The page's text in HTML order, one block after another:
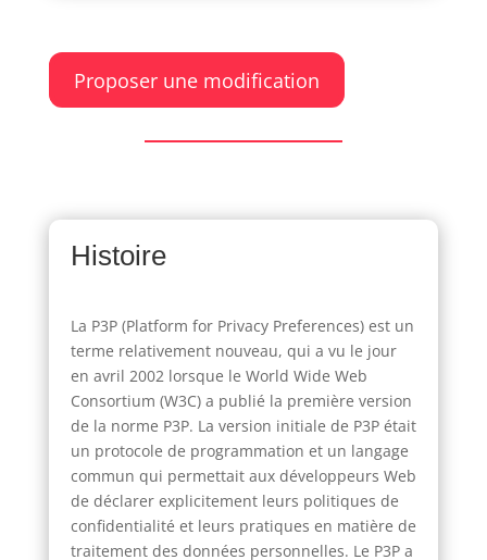
Proposer une modification
Histoire
La P3P (Platform for Privacy Preferences) est un
terme relativement nouveau, qui a vu le jour
en avril 2002 lorsque le World Wide Web
Consortium (W3C) a publié la première version
de la norme P3P. La version initiale de P3P était
un protocole de programmation et un langage
commun qui permettait aux développeurs Web
de déclarer explicitement leurs politiques de
confidentialité et leurs pratiques en matière de
traitement des données personnelles. Le P3P a